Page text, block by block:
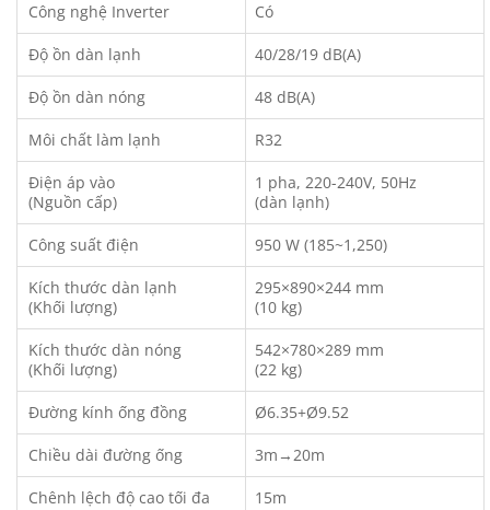
Công nghệ Inverter Có
Độ ồn dàn lạnh 40/28/19 dB(A)
Độ ồn dàn nóng 48 dB(A)
Môi chất làm lạnh R32
Điện áp vào
(Nguồn cấp)
1 pha, 220-240V, 50Hz
(dàn lạnh)
Công suất điện 950 W (185~1,250)
Kích thước dàn lạnh
(Khối lượng)
295×890×244 mm
(10 kg)
Kích thước dàn nóng
(Khối lượng)
542×780×289 mm
(22 kg)
Đường kính ống đồng Ø6.35+Ø9.52
Chiều dài đường ống 3m→20m
Chênh lệch độ cao tối đa 15m